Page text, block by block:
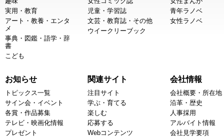
実用・教育
アート・教養・エンタ
メ
事典・図鑑・語学・辞
書
こども
児童・学習誌
文芸・教育誌・その他
ウイークリーブック
青年ラノベ
女性ラノベ
お知らせ
トピックス一覧
サイン会・イベント
各賞・作品募集
テレビ・映画化情報
プレゼント
関連サイト
注目サイト
学ぶ・育てる
楽しむ
応募する
Webコンテンツ
会社情報
会社概要・所在地
沿革・歴史
人事採用
アルバイト情報
会社見学要項